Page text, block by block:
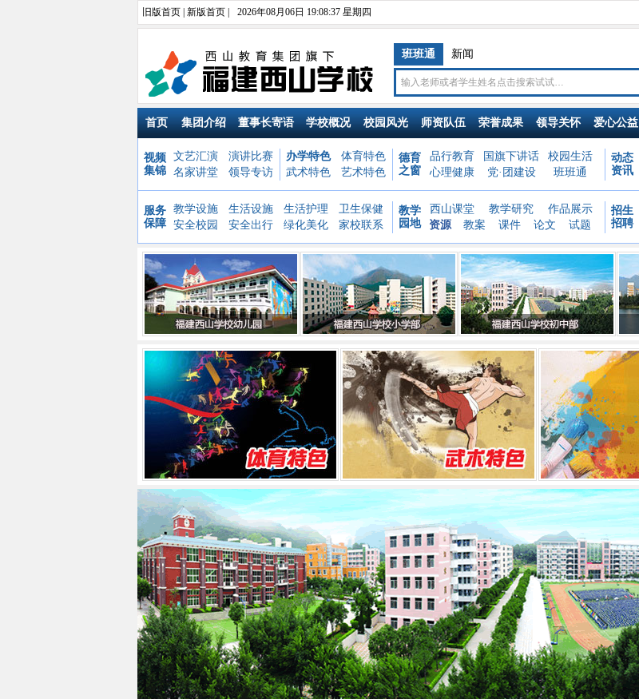
旧版首页 新版首页 2026年08月06日 19:08:38 星期四
班班通 新闻
首页 集团介绍 董事长寄语 学校概况 校园风光 师资队伍 荣誉成果 领导关怀 爱心公益
视频
集锦
文艺汇演
演讲比赛
名家讲堂
领导专访
办学特色
体育特色
武术特色
艺术特色
德育
之窗
品行教育 国旗下讲话
校园生活
心理健康
党·团建设 班班通
动态
资讯
服务
保障
教学设施 生活设施 生活护理
卫生保健
安全校园
安全出行 绿化美化 家校联系
教学
园地
西山课堂 教学研究
作品展示
资源
教案 课件 论文 试题
招生
招聘